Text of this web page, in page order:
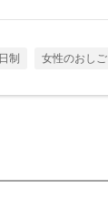
制 女性のおし